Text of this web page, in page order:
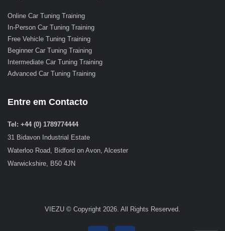
Online Car Tuning Training
In-Person Car Tuning Training
Free Vehicle Tuning Training
Beginner Car Tuning Training
Intermediate Car Tuning Training
Advanced Car Tuning Training
Entre em Contacto
Tel: +44 (0) 1789774444
31 Bidavon Industrial Estate
Waterloo Road, Bidford on Avon, Alcester
Warwickshire, B50 4JN
VIEZU © Copyright 2026. All Rights Reserved.